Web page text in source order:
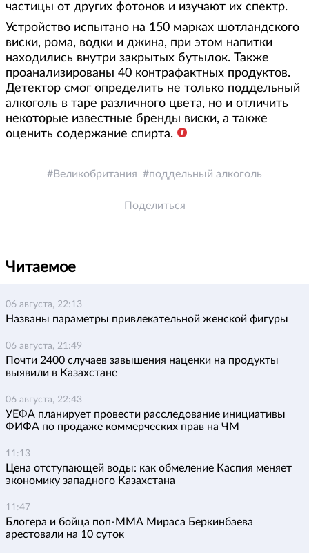
частицы от других фотонов и изучают их спектр.
Устройство испытано на 150 марках шотландского
виски, рома, водки и джина, при этом напитки
находились внутри закрытых бутылок. Также
проанализированы 40 контрафактных продуктов.
Детектор смог определить не только поддельный
алкоголь в таре различного цвета, но и отличить
некоторые известные бренды виски, а также
оценить содержание спирта.
Великобритания поддельный алкоголь
Поделиться
Читаемое
06 августа, 22:13
Названы параметры привлекательной женской фигуры
06 августа, 21:49
Почти 2400 случаев завышения наценки на продукты
выявили в Казахстане
06 августа, 22:43
УЕФА планирует провести расследование инициативы
ФИФА по продаже коммерческих прав на ЧМ
11:13
Цена отступающей воды: как обмеление Каспия меняет
экономику западного Казахстана
11:47
Блогера и бойца поп-ММА Мираса Беркинбаева
арестовали на 10 суток